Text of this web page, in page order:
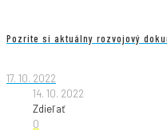
Pozrite si aktuálny rozvojový
17. 10. 2022
14. 10. 2022
Zdieľať
0